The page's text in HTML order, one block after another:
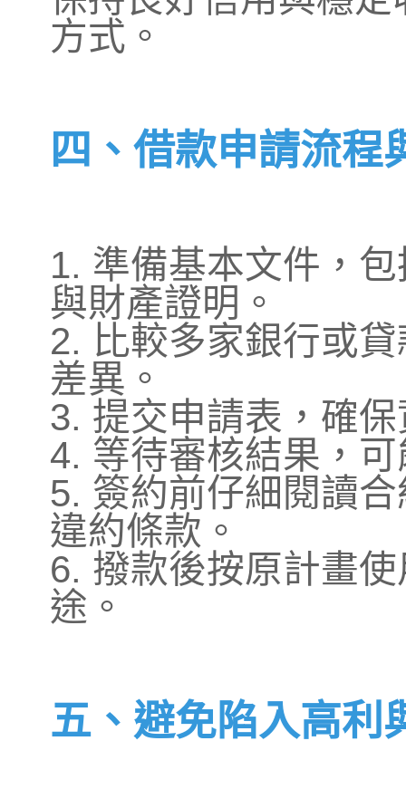
方式。
四、借款申請流程
1. 準備基本文件，
與財產證明。
2. 比較多家銀行或
差異。
3. 提交申請表，確
4. 等待審核結果，
5. 簽約前仔細閱讀
違約條款。
6. 撥款後按原計畫
途。
五、避免陷入高利